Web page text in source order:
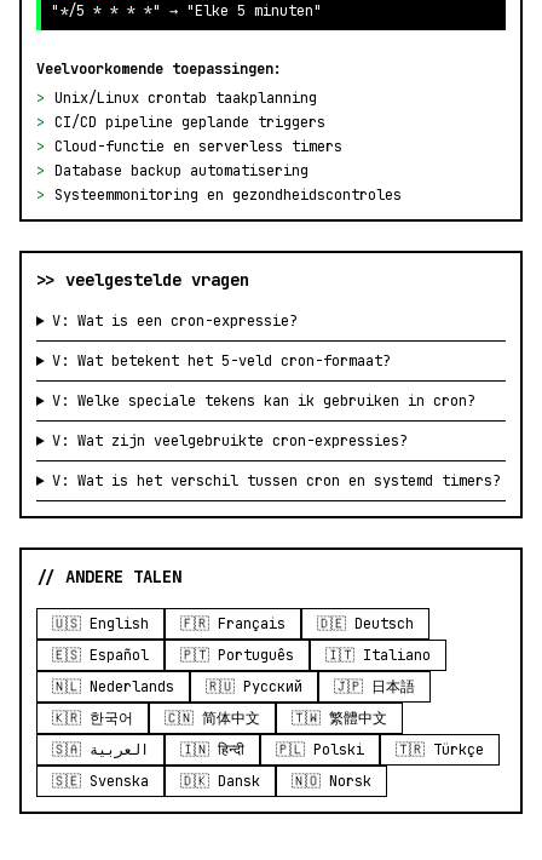
"*/5 * * * *" → "Elke 5 minuten"
Veelvoorkomende toepassingen:
> Unix/Linux crontab taakplanning
> CI/CD pipeline geplande triggers
> Cloud-functie en serverless timers
> Database backup automatisering
>
Systeemmonitoring en gezondheidscontroles
>> veelgestelde vragen
V: Wat is een cron-expressie?
V: Wat betekent het 5-veld cron-formaat?
V: Welke speciale tekens kan ik gebruiken in cron?
V: Wat zijn veelgebruikte cron-expressies?
V: Wat is het verschil tussen cron en systemd timers?
// ANDERE TALEN
🇺🇸 English 🇫🇷 Français
🇩🇪 Deutsch
🇪🇸 Español
🇵🇹 Português
🇮🇹 Italiano
🇳🇱 Nederlands
🇷🇺 Русский
🇯🇵 日本語
🇰🇷 한국어
🇨🇳 简体中文
🇹🇼 繁體中文
🇸🇦 العربية
🇮🇳 हिन्दी 🇵🇱 Polski
🇹🇷 Türkçe
🇸🇪 Svenska
🇩🇰 Dansk 🇳🇴 Norsk